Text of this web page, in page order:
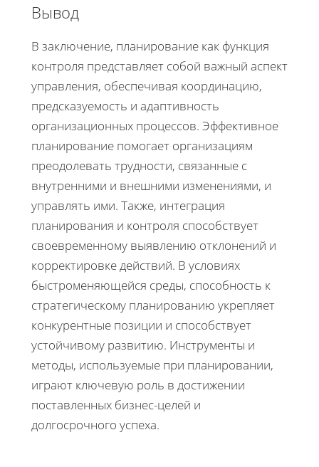
Вывод
В заключение, планирование как функция
контроля представляет собой важный аспект
управления, обеспечивая координацию,
предсказуемость и адаптивность
организационных процессов. Эффективное
планирование помогает организациям
преодолевать трудности, связанные с
внутренними и внешними изменениями, и
управлять ими. Также, интеграция
планирования и контроля способствует
своевременному выявлению отклонений и
корректировке действий. В условиях
быстроменяющейся среды, способность к
стратегическому планированию укрепляет
конкурентные позиции и способствует
устойчивому развитию. Инструменты и
методы, используемые при планировании,
играют ключевую роль в достижении
поставленных бизнес-целей и
долгосрочного успеха.